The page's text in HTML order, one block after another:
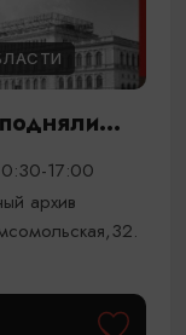
17:00
архив